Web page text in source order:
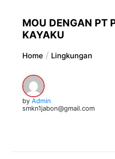
MOU DENGAN PT
KAYAKU
Home Lingkungan
by Admin
smkn1jabon@gmail.com